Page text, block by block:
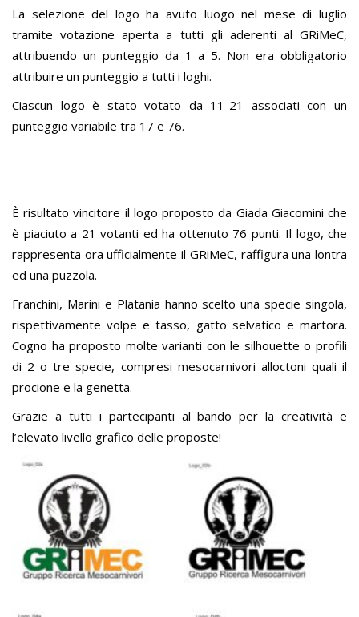
La selezione del logo ha avuto luogo nel mese di luglio
tramite votazione aperta a tutti gli aderenti al GRiMeC,
attribuendo un punteggio da 1 a 5. Non era obbligatorio
attribuire un punteggio a tutti i loghi.
Ciascun logo è stato votato da 11-21 associati con un
punteggio variabile tra 17 e 76.
È risultato vincitore il logo proposto da Giada Giacomini che
è piaciuto a 21 votanti ed ha ottenuto 76 punti. Il logo, che
rappresenta ora ufficialmente il GRiMeC, raffigura una lontra
ed una puzzola.
Franchini, Marini e Platania hanno scelto una specie singola,
rispettivamente volpe e tasso, gatto selvatico e martora.
Cogno ha proposto molte varianti con le silhouette o profili
di 2 o tre specie, compresi mesocarnivori alloctoni quali il
procione e la genetta.
Grazie a tutti i partecipanti al bando per la creatività e
l’elevato livello grafico delle proposte!